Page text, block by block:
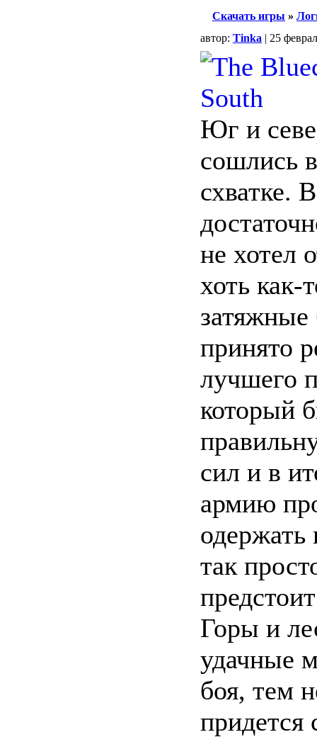
Скачать игры »
автор: Tinka | 25
Юг и
сошлись
схватке.
не хотел
хоть как-
принято
лучшего
который
сил и в
армию
одержать
так
Горы и
удачные
боя, тем
придется